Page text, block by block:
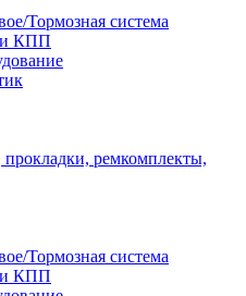
Тормозная система
и КПП
ремкомплекты,
Тормозная система
и КПП